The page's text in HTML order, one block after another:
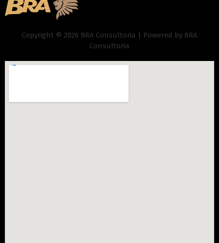
Copyright © 2026 BRA Consultoria | Powered by BRA
Consultoria